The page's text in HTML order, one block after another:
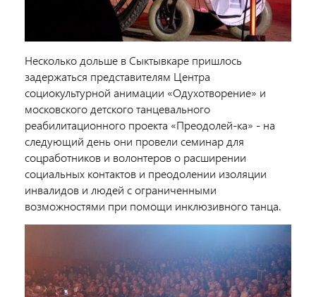
Несколько дольше в Сыктывкаре пришлось
задержаться представителям Центра
социокультурной анимации «Одухотворение» и
московского детского танцевального
реабилитационного проекта «Преодолей-ка» - на
следующий день они провели семинар для
соцработников и волонтеров о расширении
социальных контактов и преодолении изоляции
инвалидов и людей с ограниченными
возможностями при помощи инклюзивного танца.